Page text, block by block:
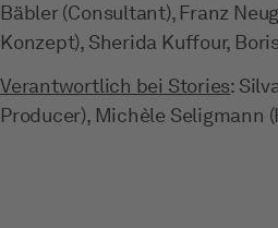
Bäbler (Consultant), Franz
Konzept), Sherida Kuffour,
Verantwortlich bei Stories:
Producer), Michèle Seligmann